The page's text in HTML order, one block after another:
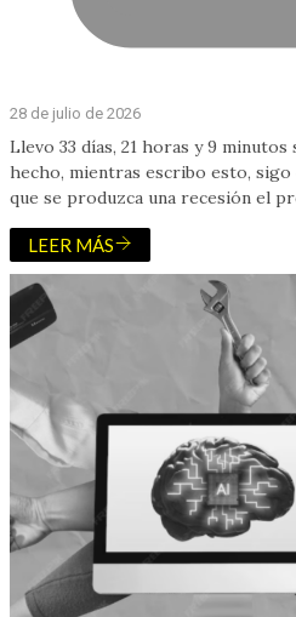
28 de julio de 2026
Llevo 33 días, 21 horas y 9
hecho, mientras escribo esto, sigo
que se produzca una recesión el
LEER MÁS